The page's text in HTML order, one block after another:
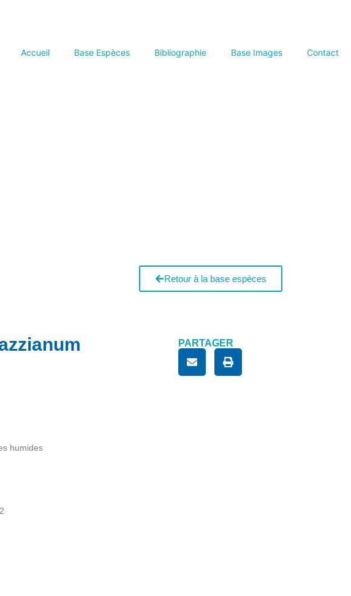
Accueil Base Espèces Bibliographie Base Images Contact
Retour à la base espèces
humides
PARTAGER